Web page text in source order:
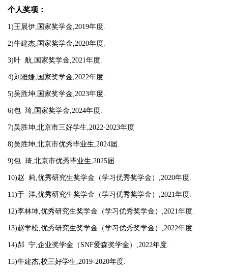
个人奖项 ：
1)王晨伊,国家奖学金,2019年度.
2)牛建杰,国家奖学金,2020年度.
3)叶 航,国家奖学金,2021年度.
4)刘雅婕,国家奖学金,2022年度.
5)吴胜坤,国家奖学金,2023年度.
6)包 琦,国家奖学金,2024年度.
7)吴胜坤,北京市三好学生,2022-2023年度
8)吴胜坤,北京市优秀毕业生,2024届.
9)包 琦,北京市优秀毕业生,2025届.
10)赵 莉,优秀研究生奖学金（学习优秀奖学金）,2020年度.
11)于 洋,优秀研究生奖学金（学习优秀奖学金）,2021年度.
12)李林坤,优秀研究生奖学金（学习优秀奖学金）,2021年度.
13)赵学松,优秀研究生奖学金（学习优秀奖学金）,2022年度.
14)郝 宁,企业奖学金（SNF爱森奖学金）,2022年度.
15)牛建杰,校三好学生,2019-2020年度.